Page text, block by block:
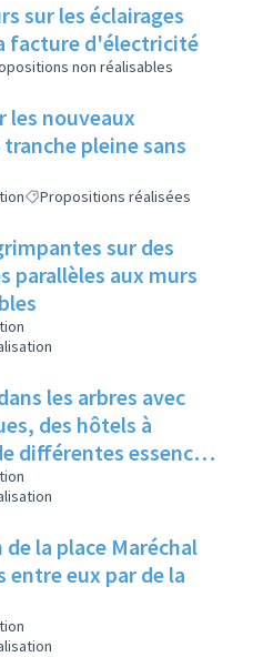
sur les éclairages
facture d'électricité
non réalisables
les nouveaux
pleine sans
Propositions réalisées
sur des
parallèles aux murs
les arbres avec
des hôtels à
différentes essences
sur la place du
la place Maréchal
entre eux par de la